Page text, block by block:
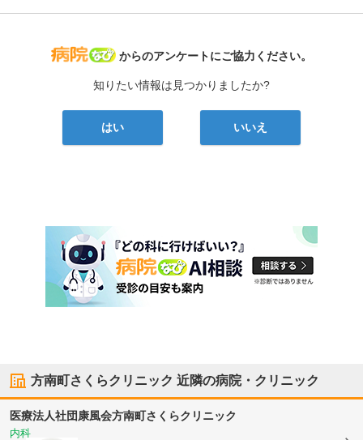
病院なび
からのアンケートにご協力ください。
知りたい情報は見つかりましたか?
はい いいえ
方南町さくらクリニック 近隣の病院・クリニック
医療法人社団康風会方南町さくらクリニック
内科